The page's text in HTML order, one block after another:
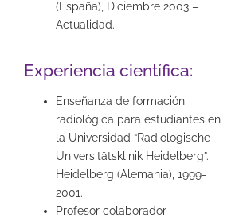
(España), Diciembre 2003 –
Actualidad.
Experiencia científica:
Enseñanza de formación
radiológica para estudiantes en
la Universidad “Radiologische
Universitätsklinik Heidelberg”.
Heidelberg (Alemania), 1999-
2001.
Profesor colaborador